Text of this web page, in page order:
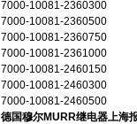
7000-10081-2360300
7000-10081-2360500
7000-10081-2360750
7000-10081-2361000
7000-10081-2460150
7000-10081-2460300
7000-10081-2460500
德国穆尔MURR继电器上海